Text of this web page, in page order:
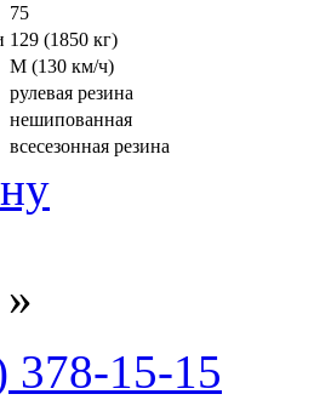
75
129 (1850 кг)
M (130 км/ч)
рулевая резина
нешипованная
всесезонная резина
378-15-15